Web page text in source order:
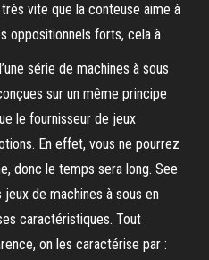
vite que la conteuse aime à
oppositionnels forts, cela à
série de machines à sous
sur un même principe
le fournisseur de jeux
En effet, vous ne pourrez
donc le temps sera long. See
de machines à sous en
caractéristiques. Tout
on les caractérise par :